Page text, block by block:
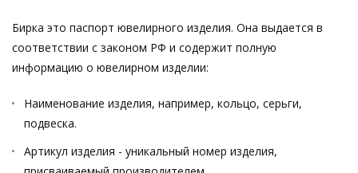
Бирка это паспорт ювелирного изделия. Она выдается в
соответствии с законом РФ и содержит полную
информацию о ювелирном изделии:
Наименование изделия, например, кольцо, серьги,
подвеска.
Артикул изделия - уникальный номер изделия,